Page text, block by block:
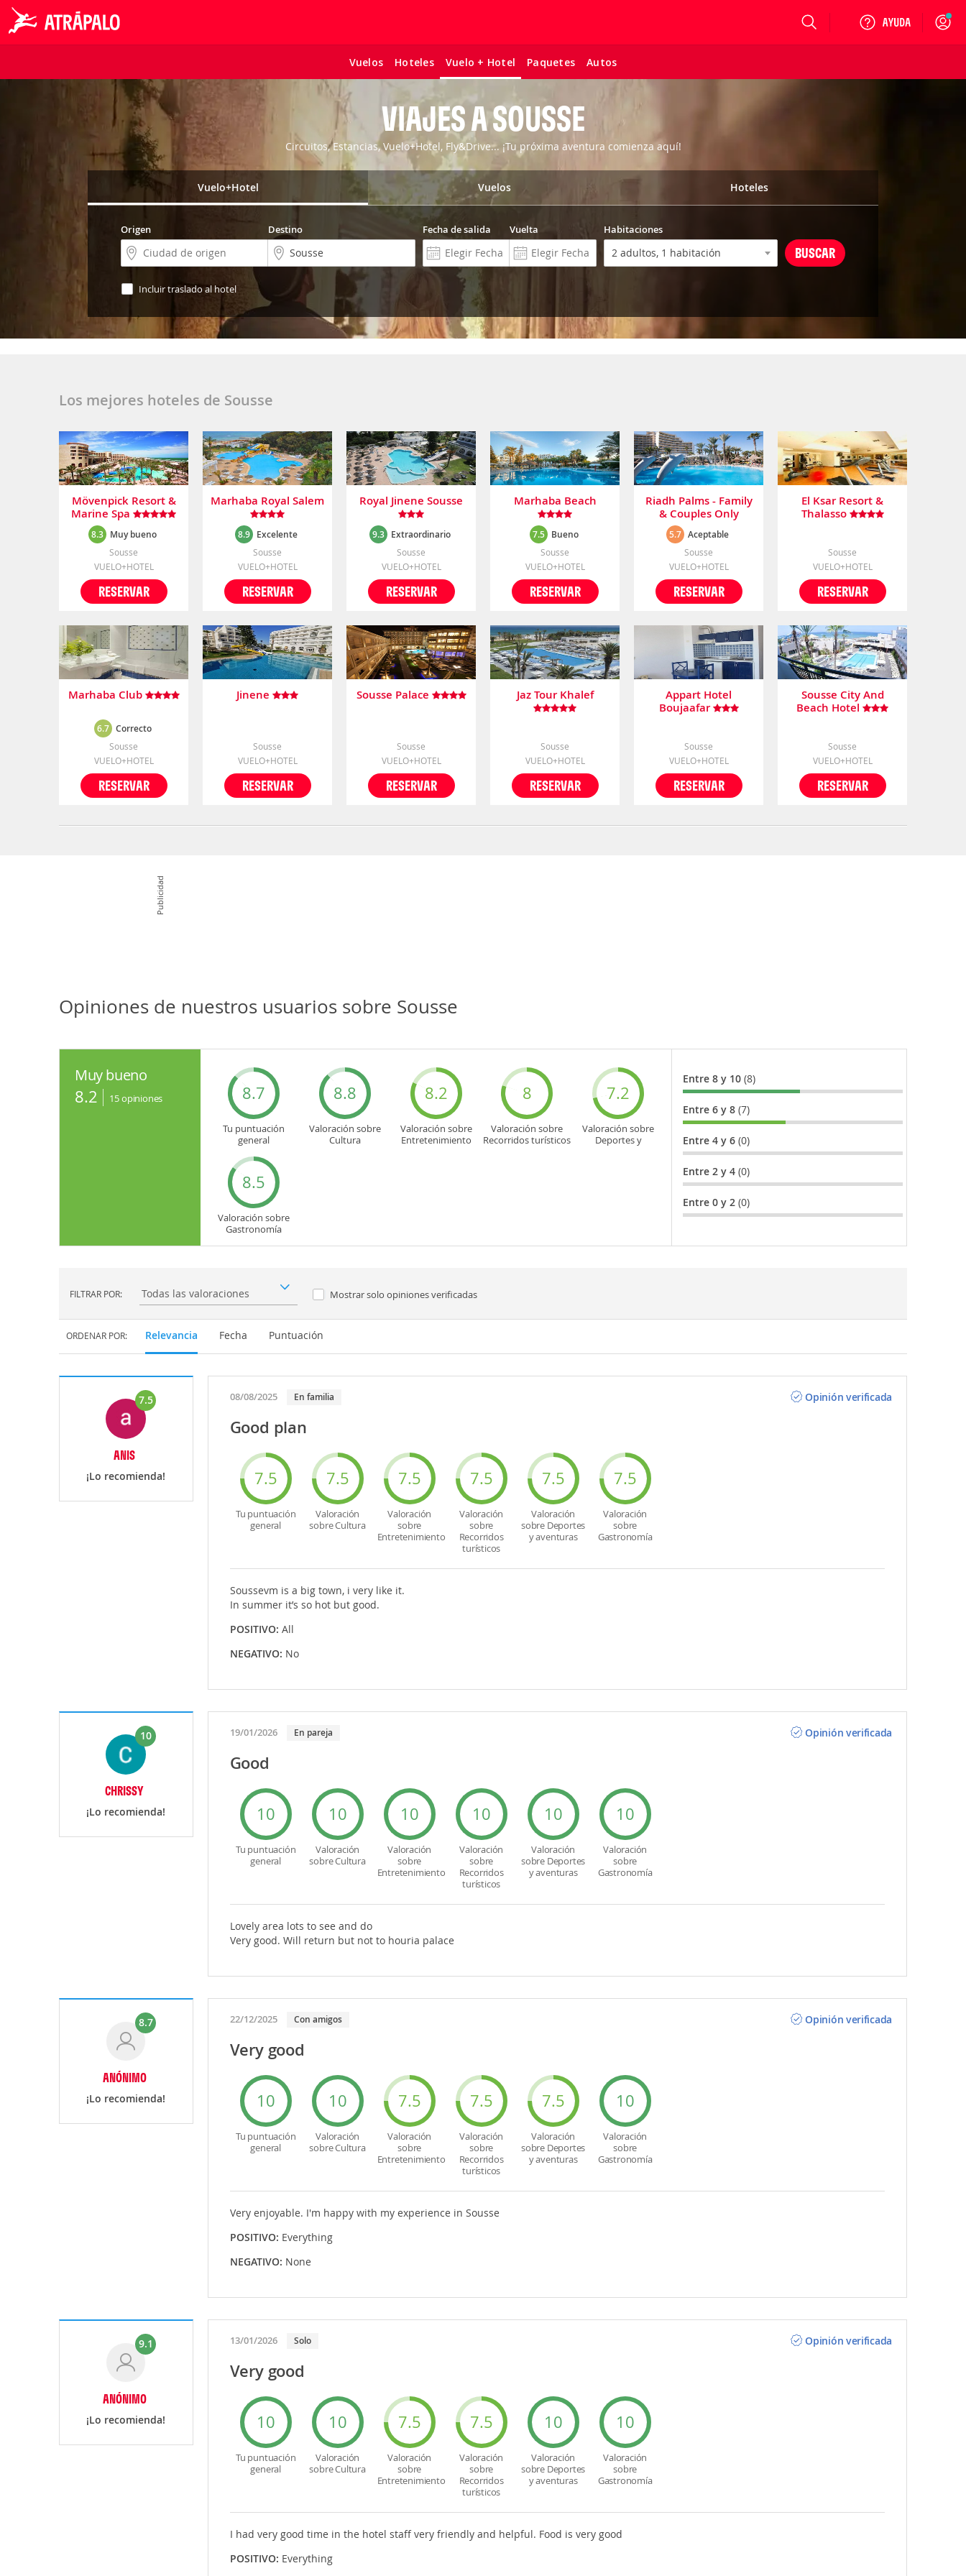
Vuelos Hoteles Vuelo + Hotel Paquetes Autos
Login
VIAJES A SOUSSE
Circuitos, Estancias, Vuelo+Hotel, Fly&Drive... ¡Tu próxima aventura comienza aquí!
Vuelo+Hotel Vuelos Hoteles
Origen Destino Fecha de salida Vuelta Habitaciones
Incluir traslado al hotel
Los mejores hoteles de Sousse
Mövenpick Resort &
Marine Spa
8.3 Muy bueno
Sousse
VUELO+HOTEL
RESERVAR
Marhaba Royal Salem
8.9 Excelente
Sousse
VUELO+HOTEL
RESERVAR
Royal Jinene Sousse
9.3 Extraordinario
Sousse
VUELO+HOTEL
RESERVAR
Marhaba Beach
7.5 Bueno
Sousse
VUELO+HOTEL
RESERVAR
Riadh Palms - Family
& Couples Only
5.7 Aceptable
Sousse
VUELO+HOTEL
RESERVAR
El Ksar Resort &
Thalasso
Sousse
VUELO+HOTEL
RESERVAR
Marhaba Club
6.7 Correcto
Sousse
VUELO+HOTEL
RESERVAR
Jinene
Sousse
VUELO+HOTEL
RESERVAR
Sousse Palace
Sousse
VUELO+HOTEL
RESERVAR
Jaz Tour Khalef
Sousse
VUELO+HOTEL
RESERVAR
Appart Hotel
Boujaafar
Sousse
VUELO+HOTEL
RESERVAR
Sousse City And
Beach Hotel
Sousse
VUELO+HOTEL
RESERVAR
Publicidad
Opiniones de nuestros usuarios sobre Sousse
Muy bueno
8.2 15opiniones 8.7
Tu puntuación
general
8.8
Valoración sobre
Cultura
8.2
Valoración sobre
Entretenimiento
8
Valoración sobre
Recorridos turísticos
7.2
Valoración sobre
Deportes y
8.5
Valoración sobre
Gastronomía
Entre 8 y 10 (8)
Entre 6 y 8 (7)
Entre 4 y 6 (0)
Entre 2 y 4 (0)
Entre 0 y 2 (0)
FILTRAR POR: Filtrar por: Mostrar solo opiniones verificadas
ORDENAR POR: Relevancia Fecha Puntuación
7.5
ANIS
¡Lo recomienda!
08/08/2025 En familia Opinión verificada
Good plan
7.5
Tu puntuación
general
7.5
Valoración
sobre Cultura
7.5
Valoración
sobre
Entretenimiento
7.5
Valoración
sobre
Recorridos
turísticos
7.5
Valoración
sobre Deportes
y aventuras
7.5
Valoración
sobre
Gastronomía
Soussevm is a big town, i very like it.
In summer it’s so hot but good.
POSITIVO: All
NEGATIVO: No
10
CHRISSY
¡Lo recomienda!
19/01/2026 En pareja Opinión verificada
Good
10
Tu puntuación
general
10
Valoración
sobre Cultura
10
Valoración
sobre
Entretenimiento
10
Valoración
sobre
Recorridos
turísticos
10
Valoración
sobre Deportes
y aventuras
10
Valoración
sobre
Gastronomía
Lovely area lots to see and do
Very good. Will return but not to houria palace
8.7
ANÓNIMO
¡Lo recomienda!
22/12/2025 Con amigos Opinión verificada
Very good
10
Tu puntuación
general
10
Valoración
sobre Cultura
7.5
Valoración
sobre
Entretenimiento
7.5
Valoración
sobre
Recorridos
turísticos
7.5
Valoración
sobre Deportes
y aventuras
10
Valoración
sobre
Gastronomía
Very enjoyable. I'm happy with my experience in Sousse
POSITIVO: Everything
NEGATIVO: None
9.1
ANÓNIMO
¡Lo recomienda!
13/01/2026 Solo Opinión verificada
Very good
10
Tu puntuación
general
10
Valoración
sobre Cultura
7.5
Valoración
sobre
Entretenimiento
7.5
Valoración
sobre
Recorridos
turísticos
10
Valoración
sobre Deportes
y aventuras
10
Valoración
sobre
Gastronomía
I had very good time in the hotel staff very friendly and helpful. Food is very good
POSITIVO: Everything